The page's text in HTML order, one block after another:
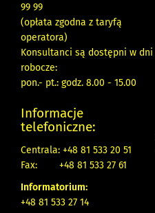
99 99
(opłata zgodna z taryfą
operatora)
Konsultanci są dostępni w dni
robocze:
pon.- pt.: godz. 8.00 - 15.00
Informacje
telefoniczne:
Centrala: +48 81 533 20 51
Fax:
+48 81 533 27 61
Informatorium:
+48 81 533 27 14